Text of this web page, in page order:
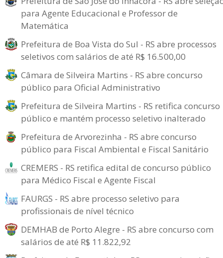
para Agente Educacional e Professor de
Matemática
Prefeitura de Boa Vista do Sul - RS abre processos
seletivos com salários de até R$ 16.500,00
Câmara de Silveira Martins - RS abre concurso
público para Oficial Administrativo
Prefeitura de Silveira Martins - RS retifica concurso
público e mantém processo seletivo inalterado
Prefeitura de Arvorezinha - RS abre concurso
público para Fiscal Ambiental e Fiscal Sanitário
CREMERS - RS retifica edital de concurso público
para Médico Fiscal e Agente Fiscal
FAURGS - RS abre processo seletivo para
profissionais de nível técnico
DEMHAB de Porto Alegre - RS abre concurso com
salários de até R$ 11.822,92